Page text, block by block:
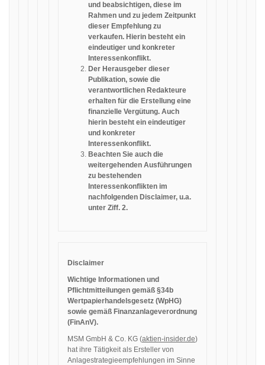
und beabsichtigen, diese im
Rahmen und zu jedem Zeitpunkt
dieser Empfehlung zu
verkaufen. Hierin besteht ein
eindeutiger und konkreter
Interessenkonflikt.
Der Herausgeber dieser
Publikation, sowie die
verantwortlichen Redakteure
erhalten für die Erstellung eine
finanzielle Vergütung. Auch
hierin besteht ein eindeutiger
und konkreter
Interessenkonflikt.
Beachten Sie auch die
weitergehenden Ausführungen
zu bestehenden
Interessenkonflikten im
nachfolgenden Disclaimer, u.a.
unter Ziff. 2.
Disclaimer
Wichtige Informationen und
Pflichtmitteilungen gemäß §34b
Wertpapierhandelsgesetz (WpHG)
sowie gemäß Finanzanlageverordnung
(FinAnV).
MSM GmbH & Co. KG (aktien-insider.de)
hat ihre Tätigkeit als Ersteller von
Anlagestrategieempfehlungen im Sinne